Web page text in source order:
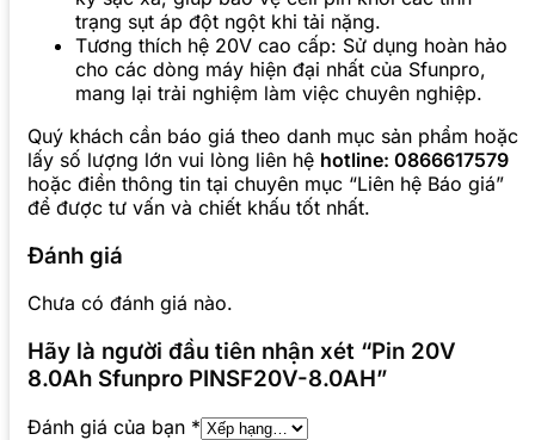
trạng sụt áp đột ngột khi tải nặng.
Tương thích hệ 20V cao cấp: Sử dụng hoàn hảo
cho các dòng máy hiện đại nhất của Sfunpro,
mang lại trải nghiệm làm việc chuyên nghiệp.
Quý khách cần báo giá theo danh mục sản phẩm hoặc
lấy số lượng lớn vui lòng liên hệ hotline: 0866617579
hoặc điền thông tin tại chuyên mục “Liên hệ Báo giá”
để được tư vấn và chiết khấu tốt nhất.
Đánh giá
Chưa có đánh giá nào.
Hãy là người đầu tiên nhận xét “Pin 20V
8.0Ah Sfunpro PINSF20V-8.0AH”
Đánh giá của bạn *